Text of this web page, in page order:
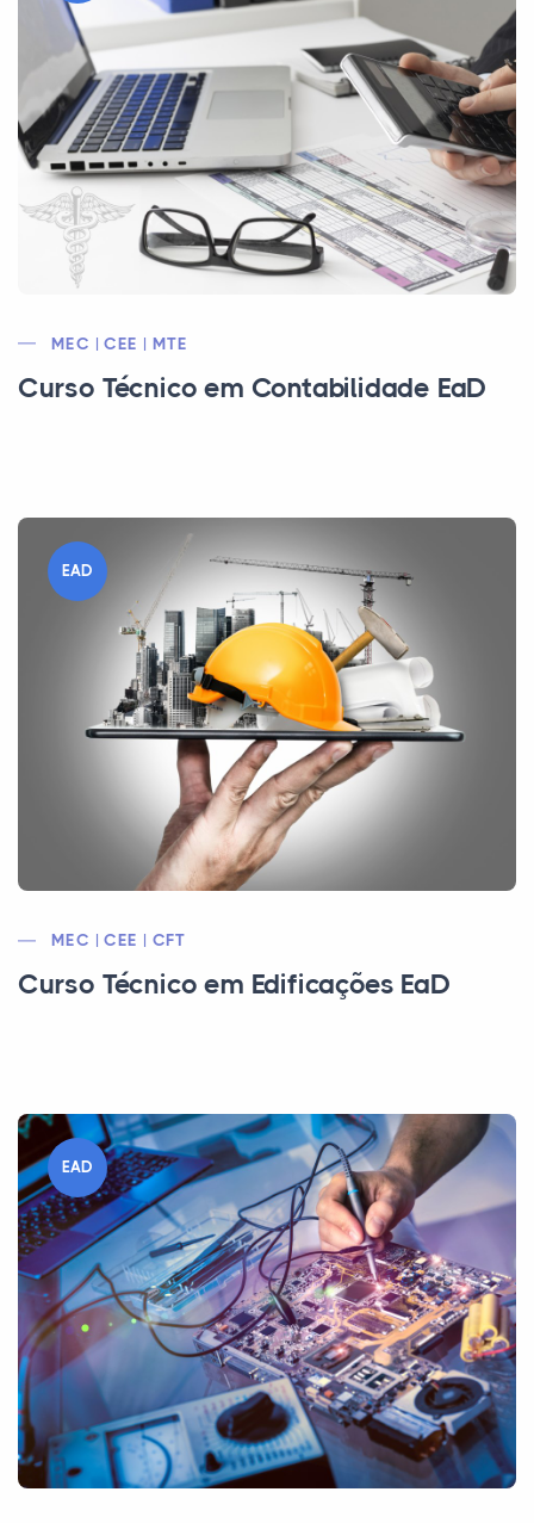
MEC | CEE | MTE
Curso Técnico em Contabilidade EaD
EAD
MEC | CEE | CFT
Curso Técnico em Edificações EaD
EAD